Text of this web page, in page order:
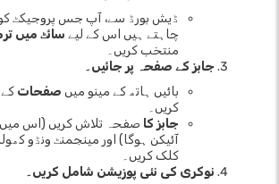
ڈیش بورڈ سے، آپ جس پروجیکٹ کو
چاہتے ہیں اس کے لیے سائٹ میں
منتخب کریں۔
جابز کے صفحہ پر جائیں۔
بائیں ہاتھ کے مینو میں صفحات
کریں۔
جابز کا صفحہ تلاش کریں (اس
آئیکن ہوگا) اور مینجمنٹ ونڈو
کلک کریں۔
نوکری کی نئی پوزیشن شامل کریں۔